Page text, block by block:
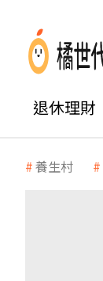
退休理財
養生村